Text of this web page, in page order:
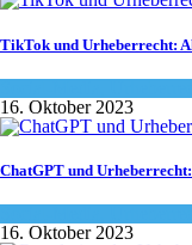
TikTok und Urheberrecht:
16. Oktober 2023
ChatGPT und
16. Oktober 2023